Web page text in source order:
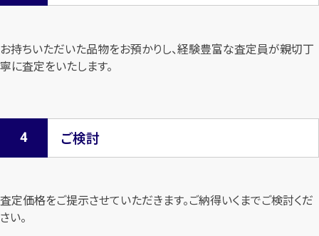
お持ちいただいた品物をお預かりし、経験豊富な査定員が親切丁
寧に査定をいたします。
ご検討
査定価格をご提示させていただきます。ご納得いくまでご検討くだ
さい。